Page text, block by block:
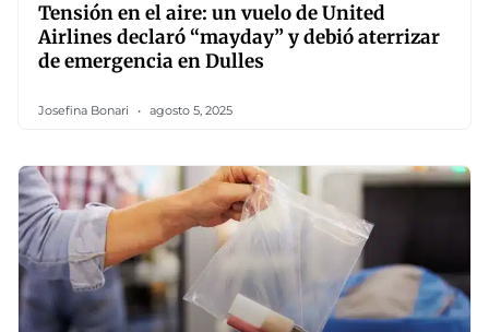
Tensión en el aire: un vuelo de United
Airlines declaró “mayday” y debió aterrizar
de emergencia en Dulles
Josefina Bonari agosto 5, 2025